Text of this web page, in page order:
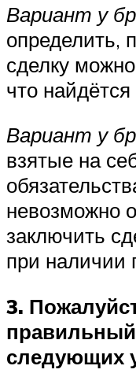
Вариант у
определить,
сделку
что найдётся
Вариант у
взятые на
невозможно
заключить
при наличии
3.
правильный
следующих